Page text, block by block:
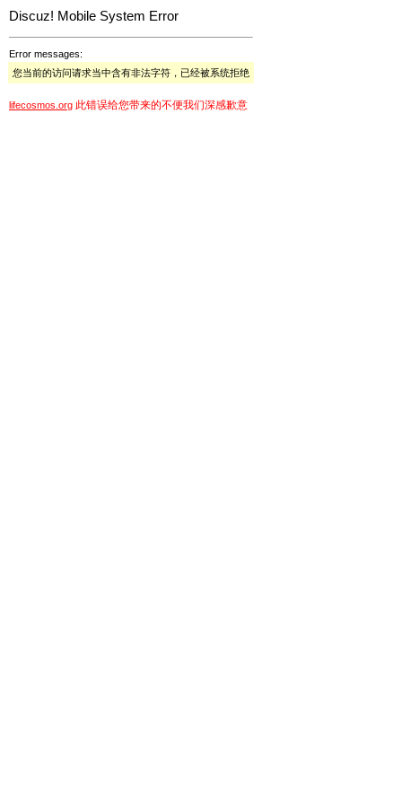
Discuz! Mobile System Error
Error messages:
您当前的访问请求当中含有非法字符，已经被系统拒绝
lifecosmos.org 此错误给您带来的不便我们深感歉意